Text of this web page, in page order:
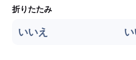
折りたたみ
いいえ い